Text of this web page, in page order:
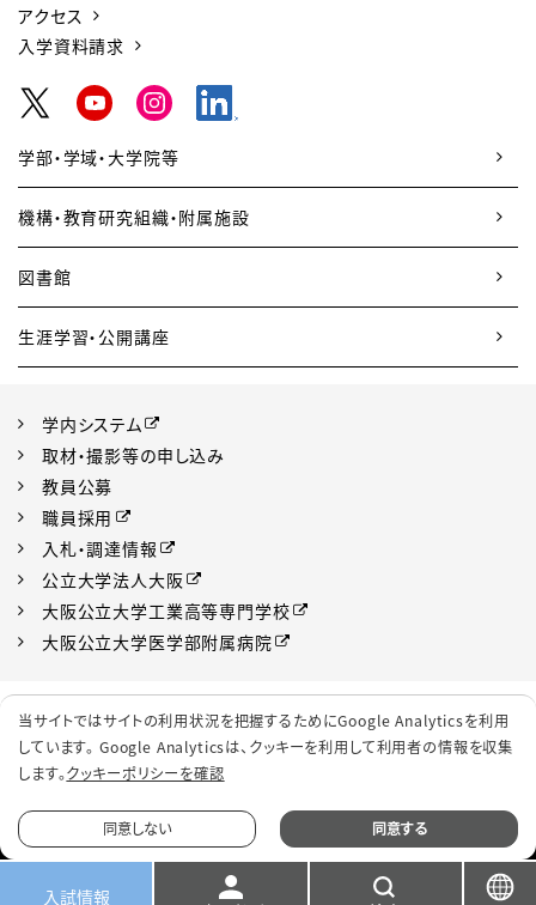
入試情報
当サイトではサイトの利用状況を把握するためにGoogle Analyticsを利用
しています。 Google Analyticsは、 クッキーを利用して利用者の情報を収集
します。クッキーポリシーを確認
同意しない 同意する
アクセス
入学資料請求
学部・学域・大学院等
機構・教育研究組織・附属施設
図書館
生涯学習・公開講座
学内システム
取材・撮影等の申し込み
教員公募
職員採用
入札・調達情報
公立大学法人大阪
大阪公立大学工業高等専門学校
大阪公立大学医学部附属病院
プライバシーポリシー
サイトポリシー
ソーシャルメディアポリシー
クッキーポリシー
サイトマップ
© 2022 Osaka Metropolitan University.